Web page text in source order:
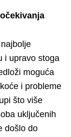
i upravo stoga
moguća
i probleme
što više
uključenih
došlo do